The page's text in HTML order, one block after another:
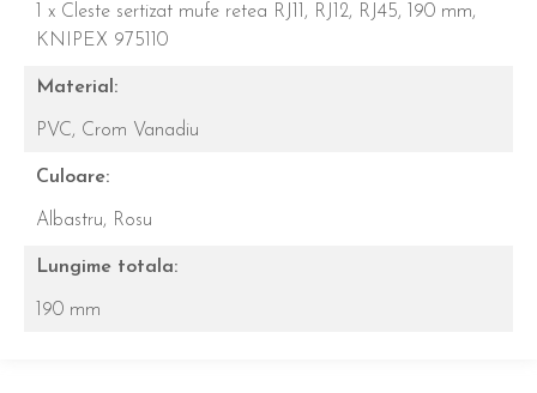
1 x Cleste sertizat mufe retea RJ11, RJ12, RJ45, 190 mm,
KNIPEX 975110
Material:
PVC, Crom Vanadiu
Culoare:
Albastru, Rosu
Lungime totala:
190 mm